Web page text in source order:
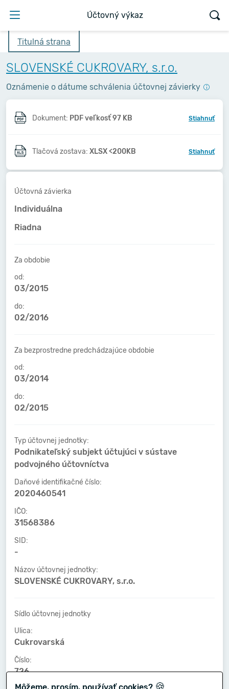
Účtovný výkaz
Titulná strana
SLOVENSKÉ CUKROVARY, s.r.o.
Oznámenie o dátume schválenia účtovnej závierky
Dokument: PDF veľkosť 97 KB Stiahnuť
Tlačová zostava: XLSX <200KB Stiahnuť
Účtovná závierka
Individuálna
Riadna
Za obdobie
od:
03/2015
do:
02/2016
Za bezprostredne predchádzajúce obdobie
od:
03/2014
do:
02/2015
Typ účtovnej jednotky:
Podnikateľský subjekt účtujúci v sústave
podvojného účtovníctva
Daňové identifikačné číslo:
2020460541
IČO:
31568386
SID:
-
Názov účtovnej jednotky:
SLOVENSKÉ CUKROVARY, s.r.o.
Sídlo účtovnej jednotky
Ulica:
Cukrovarská
Číslo:
726
🍪